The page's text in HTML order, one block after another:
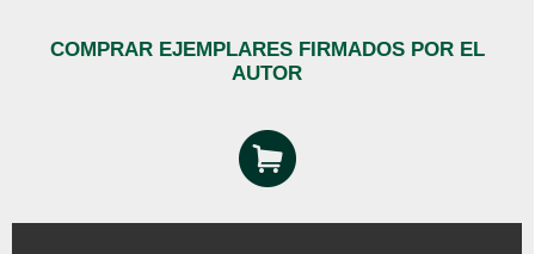
COMPRAR EJEMPLARES FIRMADOS POR EL
AUTOR